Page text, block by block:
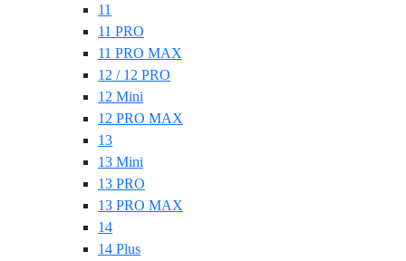
11
11 PRO
11 PRO MAX
12 / 12 PRO
12 Mini
12 PRO MAX
13
13 Mini
13 PRO
13 PRO MAX
14
14 Plus